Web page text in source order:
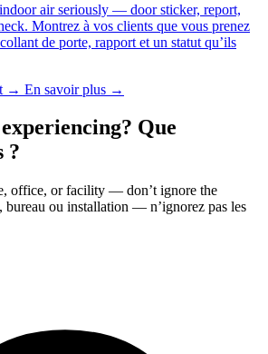
air seriously — door sticker, report,
Montrez à vos clients que vous prenez
de porte, rapport et un statut qu’ils
→ En savoir plus →
Que
?
office, or facility — don’t ignore the
bureau ou installation — n’ignorez pas les